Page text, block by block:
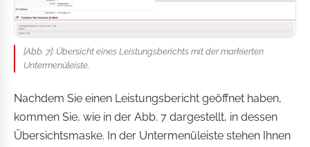
[Abb. 7]: Übersicht eines Leistungsberichts mit der markierten
Untermenüleiste.
Nachdem Sie einen Leistungsbericht geöffnet haben,
kommen Sie, wie in der Abb. 7 dargestellt, in dessen
Übersichtsmaske. In der Untermenüleiste stehen Ihnen